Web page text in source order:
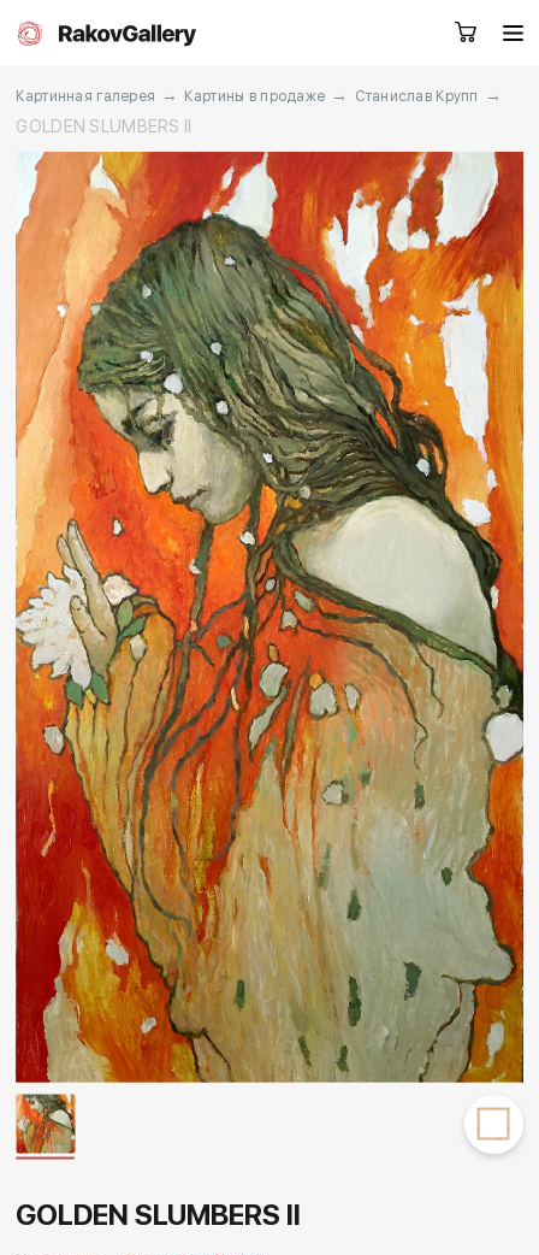
Екатеринбург
EN CN
Каталог Художники
О нас Услуги
События Контакты
Другие проекты
Rakov
baget
Rakov
special
Заказать звонок
Картинная галерея → Картины в продаже → Станислав Крупп
→
GOLDEN SLUMBERS II
GOLDEN SLUMBERS II